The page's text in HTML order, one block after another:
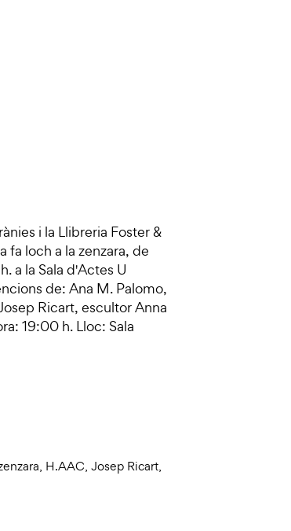
i la Llibreria Foster &
fa loch a la zenzara, de
a la Sala d'Actes U
de: Ana M. Palomo,
Ricart, escultor Anna
19:00 h. Lloc: Sala
, H.AAC, Josep Ricart,